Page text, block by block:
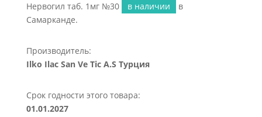
Нервогил таб. 1мг №30 в наличии
в
Самарканде.
Производитель:
Ilko Ilac San Ve Tic A.S Турция
Срок годности этого товара:
01.01.2027